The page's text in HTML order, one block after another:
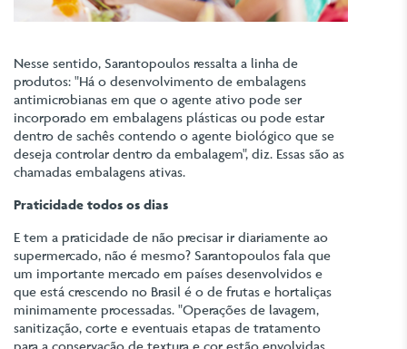
Nesse sentido, Sarantopoulos ressalta a linha de
produtos: "Há o desenvolvimento de embalagens
antimicrobianas em que o agente ativo pode ser
incorporado em embalagens plásticas ou pode estar
dentro de sachês contendo o agente biológico que se
deseja controlar dentro da embalagem", diz. Essas são as
chamadas embalagens ativas.
Praticidade todos os dias
E tem a praticidade de não precisar ir diariamente ao
supermercado, não é mesmo? Sarantopoulos fala que
um importante mercado em países desenvolvidos e
que está crescendo no Brasil é o de frutas e hortaliças
minimamente processadas. "Operações de lavagem,
sanitização, corte e eventuais etapas de tratamento
para a conservação de textura e cor estão envolvidas